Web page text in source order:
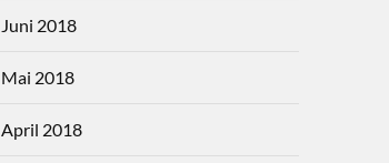
Juni 2018
Mai 2018
April 2018